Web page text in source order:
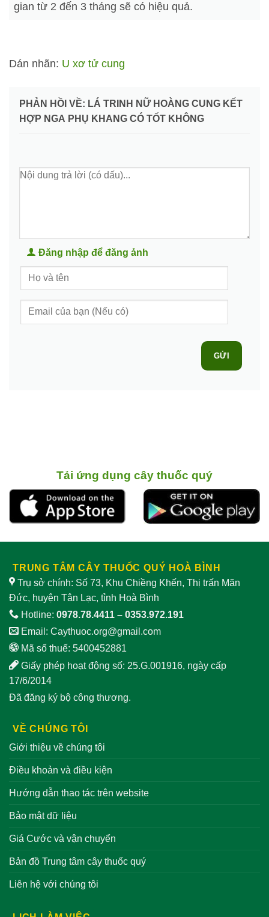
gian từ 2 đến 3 tháng sẽ có hiệu quả.
Dán nhãn: U xơ tử cung
PHẢN HỒI VỀ: LÁ TRINH NỮ HOÀNG CUNG KẾT
HỢP NGA PHỤ KHANG CÓ TỐT KHÔNG
Đăng nhập để đăng ảnh
GỬI
Tải ứng dụng cây thuốc quý
TRUNG TÂM CÂY THUỐC QUÝ HOÀ BÌNH
Trụ sở chính: Số 73, Khu Chiềng Khến, Thị trấn Mãn
Đức, huyện Tân Lạc, tỉnh Hoà Bình
Hotline: 0978.78.4411 – 0353.972.191
Email: Caythuoc.org@gmail.com
Mã số thuế: 5400452881
Giấy phép hoạt động số: 25.G.001916, ngày cấp
17/6/2014
Đã đăng ký bộ công thương.
VỀ CHÚNG TÔI
Giới thiệu về chúng tôi
Điều khoản và điều kiện
Hướng dẫn thao tác trên website
Bảo mật dữ liệu
Giá Cước và vận chuyển
Bản đồ Trung tâm cây thuốc quý
Liên hệ với chúng tôi